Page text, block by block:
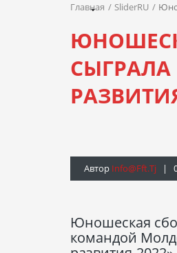
Главная SliderRU
Автор Info@fft.tj |
Юношеская
командой